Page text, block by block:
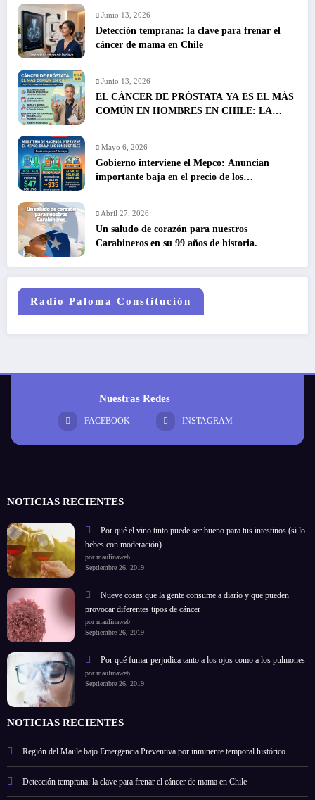
Junio 13, 2026
Detección temprana: la clave para frenar el
cáncer de mama en Chile
Junio 13, 2026
EL CÁNCER DE PRÓSTATA YA ES EL MÁS
COMÚN EN HOMBRES EN CHILE: LA
Mayo 6, 2026
Gobierno interviene el Mepco: Anuncian
importante baja en el precio de los
Abril 27, 2026
Un saludo de corazón para nuestros
Carabineros en su 99 años de historia.
Radio Paloma Constitución
Nuestras Redes
FACEBOOK INSTAGRAM
NOTICIAS RECIENTES
Por qué el vino tinto puede ser bueno para tus intestinos (si lo
bebes con moderación)
por maulinaweb
Septiembre 26, 2019
Nueve cosas que la gente consume a diario y que pueden
provocar diferentes tipos de cáncer
por maulinaweb
Septiembre 26, 2019
Por qué fumar perjudica tanto a los ojos como a los pulmones
por maulinaweb
Septiembre 26, 2019
NOTICIAS RECIENTES
Región del Maule bajo Emergencia Preventiva por inminente temporal histórico
Detección temprana: la clave para frenar el cáncer de mama en Chile